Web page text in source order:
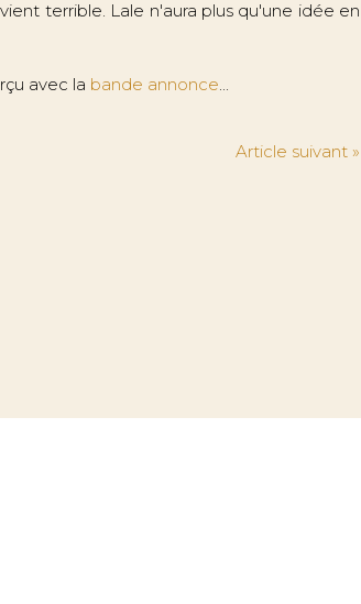
terrible. Lale n'aura plus qu'une idée en
avec la bande annonce...
Article suivant »